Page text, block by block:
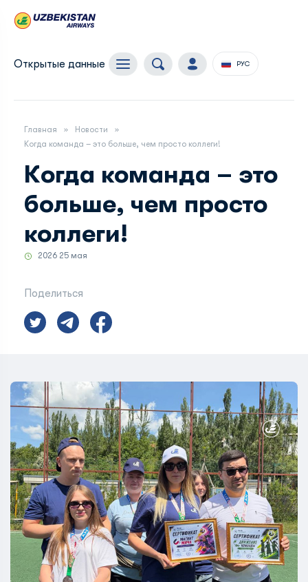
Открытые данные РУС
Главная
Новости
Когда команда – это больше, чем просто коллеги!
Когда команда – это
больше, чем просто
коллеги!
2026 25 мая
Поделиться